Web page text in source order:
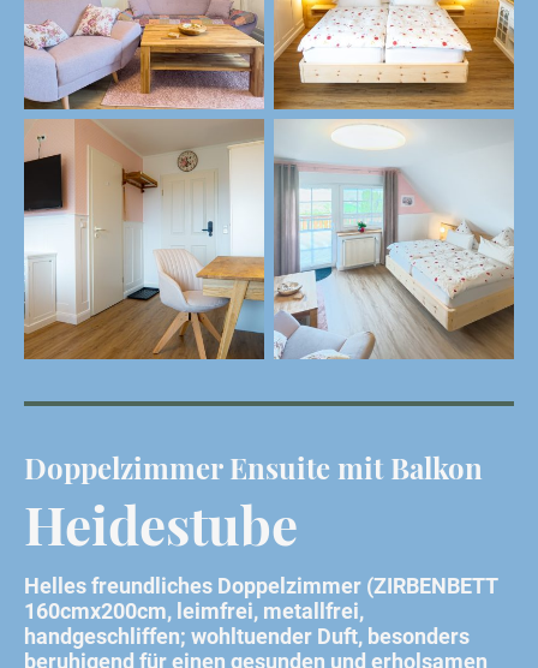
Doppelzimmer Ensuite mit Balkon
Heidestube
Helles freundliches Doppelzimmer (ZIRBENBETT
160cmx200cm, leimfrei, metallfrei,
handgeschliffen; wohltuender Duft, besonders
beruhigend für einen gesunden und erholsamen